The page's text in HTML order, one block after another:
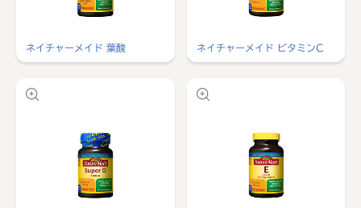
ネイチャーメイド 葉酸 ネイチャーメイド ビタミンC